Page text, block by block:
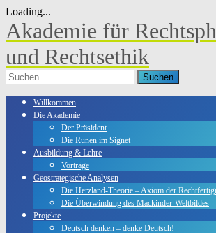
Loading...
Skip
to
content
Akademie für
und Rechtsethik
Suchen
nach:
Willkommen
Die Akademie
Der Präsident
Die Runen im Signet
Ausbildung & Lehre
Vorträge
Geostrategische Analysen
Die Herzland-Theorie – Axiom der
Die Überwindung des Mackinder-Weltbildes
Projekte
Deutsch denken – denke Deutsch!